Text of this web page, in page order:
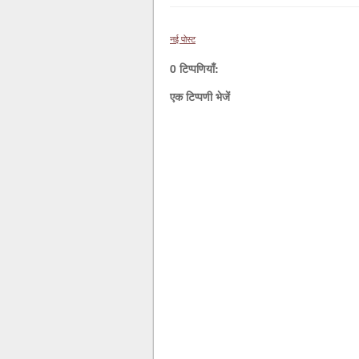
नई पोस्ट
0 टिप्पणियाँ:
एक टिप्पणी भेजें